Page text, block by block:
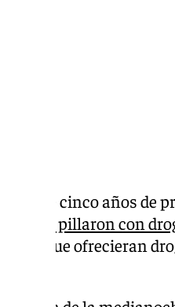
más de cinco años de
les pillaron con
de que ofrecieran